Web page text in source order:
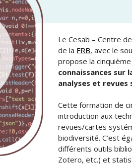
Le Cesab – Centre
de la FRB, avec le
propose la
connaissances
analyses et
Cette formation de
introduction aux
revues/cartes
biodiversité. C’est
différents outils
Zotero, etc.) et